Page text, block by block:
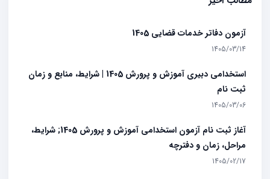
آزمون دفاتر خدمات قضایی 1405
1405/03/14
استخدامی دبیری آموزش و پرورش 1405 | شرایط، منابع و زمان
ثبت نام
1405/03/06
آغاز ثبت نام آزمون استخدامی آموزش و پرورش 1405; شرایط،
مراحل، زمان و دفترچه
1405/02/17